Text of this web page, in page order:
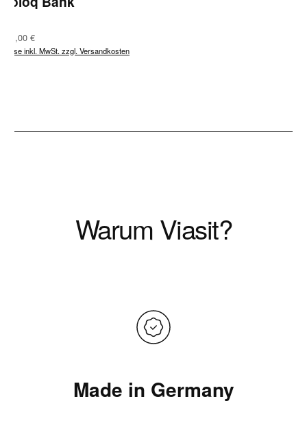
Regulärer Preis:
621,00 €
Preise inkl. MwSt. zzgl. Versandkosten
Warum Viasit?
Made in Germany